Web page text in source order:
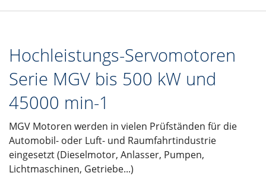
Hochleistungs-Servomotoren
Serie MGV bis 500 kW und
45000 min-1
MGV Motoren werden in vielen Prüfständen für die
Automobil- oder Luft- und Raumfahrtindustrie
eingesetzt (Dieselmotor, Anlasser, Pumpen,
Lichtmaschinen, Getriebe...)